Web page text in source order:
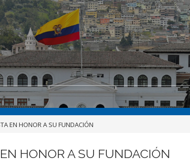
EN HONOR A SU FUNDACIÓN
HONOR A SU FUNDACIÓN